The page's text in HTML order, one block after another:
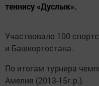
теннису «Дуслык».
Участвовало 100
и Башкортостана.
По итогам турнира
Амелия (2013-15г.р.).